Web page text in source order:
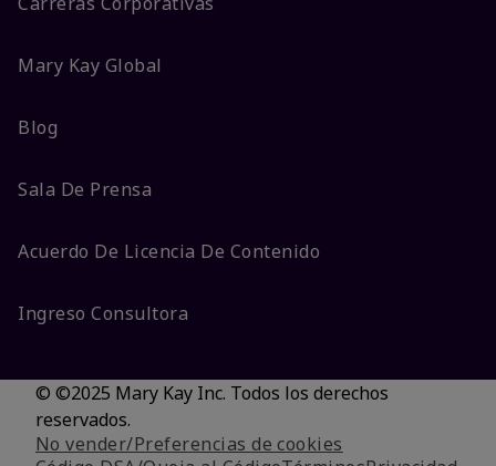
Mary Kay Global
Blog
Sala De Prensa
Acuerdo De Licencia De Contenido
Ingreso Consultora
© ©2025 Mary Kay Inc. Todos los derechos
reservados.
No vender/Preferencias de cookies